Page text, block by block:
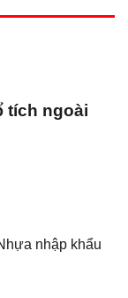
tích ngoài
nhập khẩu